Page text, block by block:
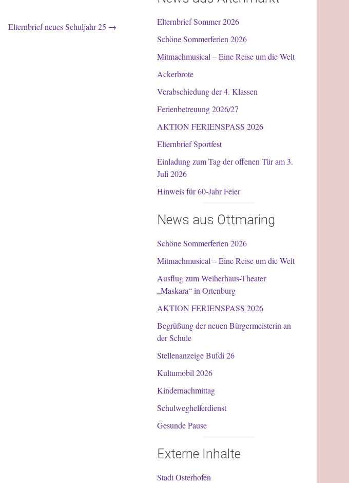
Elternbrief neues Schuljahr 25 →
Elternbrief Sommer 2026
Schöne Sommerferien 2026
Mitmachmusical – Eine Reise um die Welt
Ackerbrote
Verabschiedung der 4. Klassen
Ferienbetreuung 2026/27
AKTION FERIENSPASS 2026
Elternbrief Sportfest
Einladung zum Tag der offenen Tür am 3.
Juli 2026
Hinweis für 60-Jahr Feier
News aus Ottmaring
Schöne Sommerferien 2026
Mitmachmusical – Eine Reise um die Welt
Ausflug zum Weiherhaus-Theater
„Maskara“ in Ortenburg
AKTION FERIENSPASS 2026
Begrüßung der neuen Bürgermeisterin an
der Schule
Stellenanzeige Bufdi 26
Kultumobil 2026
Kindernachmittag
Schulweghelferdienst
Gesunde Pause
Externe Inhalte
Stadt Osterhofen